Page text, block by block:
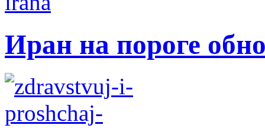
Иран на пороге